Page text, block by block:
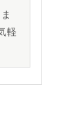
軽